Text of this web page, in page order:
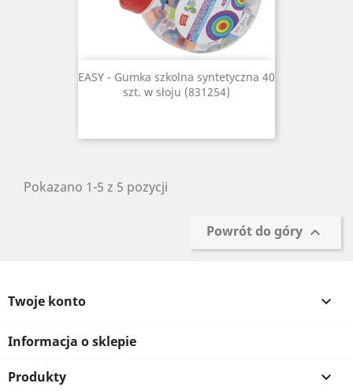
EASY - Gumka szkolna syntetyczna 40
szt. w słoju (831254)
Pokazano 1-5 z 5 pozycji
Powrót do góry 
Twoje konto 
Informacja o sklepie
Produkty 